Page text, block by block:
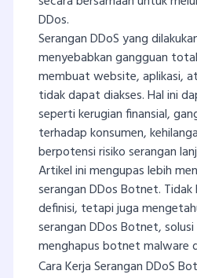
DDos.
Serangan DDoS yang
menyebabkan gangguan
membuat website, aplikasi,
tidak dapat diakses. Hal ini
seperti kerugian finansial,
terhadap konsumen,
berpotensi risiko serangan
Artikel ini mengupas lebih
serangan DDos Botnet.
definisi, tetapi juga
serangan DDos Botnet,
menghapus botnet malware
Cara Kerja Serangan DDoS